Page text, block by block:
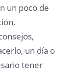
un poco de
un día o
tener